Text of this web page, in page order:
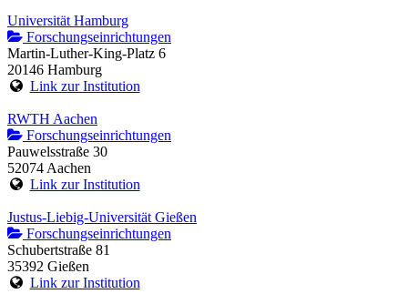
Universität Hamburg
Forschungseinrichtungen
Martin-Luther-King-Platz 6
20146 Hamburg
Link zur Institution
RWTH Aachen
Forschungseinrichtungen
Pauwelsstraße 30
52074 Aachen
Link zur Institution
Justus-Liebig-Universität Gießen
Forschungseinrichtungen
Schubertstraße 81
35392 Gießen
Link zur Institution